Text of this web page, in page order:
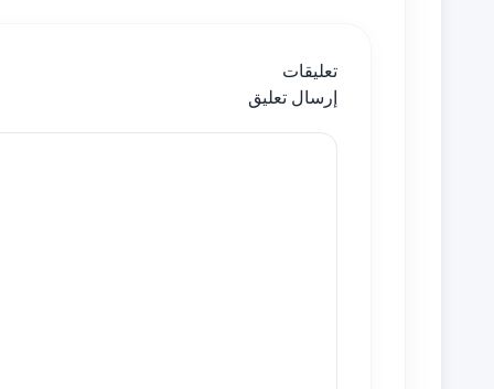
تعليقات
إرسال تعليق